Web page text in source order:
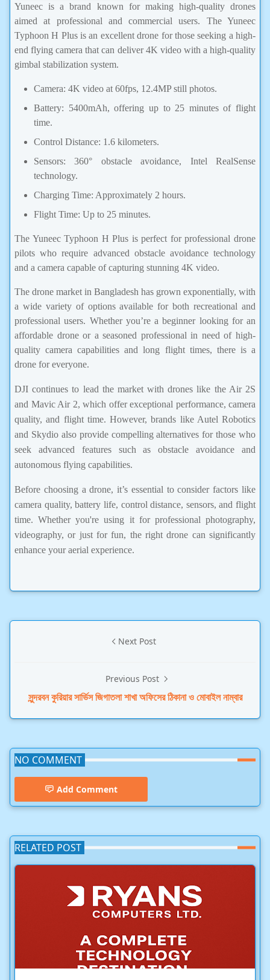
Yuneec is a brand known for making high-quality drones
aimed at professional and commercial users. The Yuneec
Typhoon H Plus is an excellent drone for those seeking a high-
end flying camera that can deliver 4K video with a high-quality
gimbal stabilization system.
Camera: 4K video at 60fps, 12.4MP still photos.
Battery: 5400mAh, offering up to 25 minutes of flight
time.
Control Distance: 1.6 kilometers.
Sensors: 360° obstacle avoidance, Intel RealSense
technology.
Charging Time: Approximately 2 hours.
Flight Time: Up to 25 minutes.
The Yuneec Typhoon H Plus is perfect for professional drone
pilots who require advanced obstacle avoidance technology
and a camera capable of capturing stunning 4K video.
The drone market in Bangladesh has grown exponentially, with
a wide variety of options available for both recreational and
professional users. Whether you’re a beginner looking for an
affordable drone or a seasoned professional in need of high-
quality camera capabilities and long flight times, there is a
drone for everyone.
DJI continues to lead the market with drones like the Air 2S
and Mavic Air 2, which offer exceptional performance, camera
quality, and flight time. However, brands like Autel Robotics
and Skydio also provide compelling alternatives for those who
seek advanced features such as obstacle avoidance and
autonomous flying capabilities.
Before choosing a drone, it’s essential to consider factors like
camera quality, battery life, control distance, sensors, and flight
time. Whether you're using it for professional photography,
videography, or just for fun, the right drone can significantly
enhance your aerial experience.
Next Post
Previous Post
সুন্দরবন কুরিয়ার সার্ভিস জিগাতলা শাখা অফিসের ঠিকানা ও মোবাইল নাম্বার
NO COMMENT
Add Comment
RELATED POST